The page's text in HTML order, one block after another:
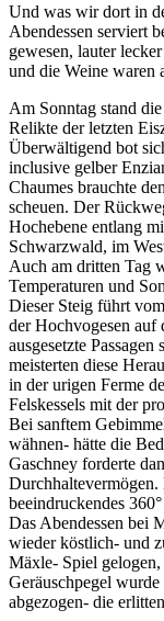
Und was wir dort in
Abendessen serviert
gewesen, lauter
und die Weine waren
Am Sonntag stand
Relikte der letzten
Überwältigend bot
inclusive gelber
Chaumes brauchte
scheuen. Der
Hochebene entlang
Schwarzwald, im
Auch am dritten Tag
Temperaturen und
Dieser Steig führt
der Hochvogesen auf
ausgesetzte
meisterten diese
in der urigen Ferme
Felskessels mit der
Bei sanftem
wähnen- hätte die
Gaschney forderte
beeindruckendes
Das Abendessen bei
wieder köstlich- und
Mäxle- Spiel
Geräuschpegel
abgezogen- die